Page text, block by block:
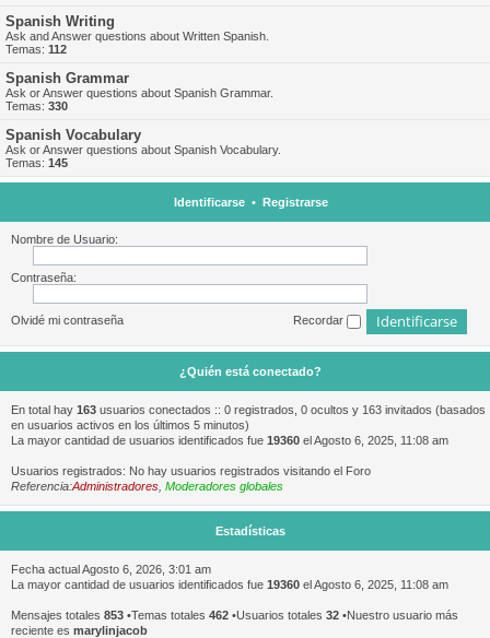
Spanish Writing
Ask and Answer questions about Written Spanish.
Temas: 112
Spanish Grammar
Ask or Answer questions about Spanish Grammar.
Temas: 330
Spanish Vocabulary
Ask or Answer questions about Spanish Vocabulary.
Temas: 145
Identificarse• Registrarse
Nombre de Usuario:
Contraseña:
Olvidé mi contraseña Recordar
¿Quién está conectado?
En total hay 163 usuarios conectados :: 0 registrados, 0 ocultos y 163 invitados (basados
en usuarios activos en los últimos 5 minutos)
La mayor cantidad de usuarios identificados fue 19360 el Agosto 6, 2025, 11:08 am
Usuarios registrados: No hay usuarios registrados visitando el Foro
Referencia:Administradores Moderadores globales
Estadísticas
Fecha actual Agosto 6, 2026, 3:01 am
La mayor cantidad de usuarios identificados fue 19360 el Agosto 6, 2025, 11:08 am
Mensajes totales 853 •Temas totales 462 •Usuarios totales 32 •Nuestro usuario más
reciente es marylinjacob